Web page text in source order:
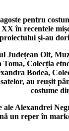
pentru
în recentele
și-au
Județean Olt,
Colecția
Bodea,
au reușit
costume
Alexandrei
un reper în